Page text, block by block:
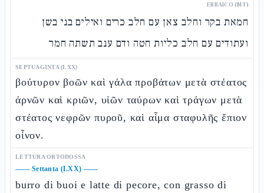
EBRAICO (MT)
חמאת בקר וחלב צאן עם חלב כרים ואילים בני בשן
ועתודים עם חלב כליות חטה ודם ענב תשתה חמר
SEPTUAGINTA (LXX)
βούτυρον βοῶν καὶ γάλα προβάτων μετὰ στέατος
ἀρνῶν καὶ κριῶν, υἱῶν ταύρων καὶ τράγων μετὰ
στέατος νεφρῶν πυροῦ, καὶ αἷμα σταφυλῆς ἔπιον
οἶνον.
LETTURA ORTODOSSA
—— Settanta (LXX) ——
burro di buoi e latte di pecore, con grasso di